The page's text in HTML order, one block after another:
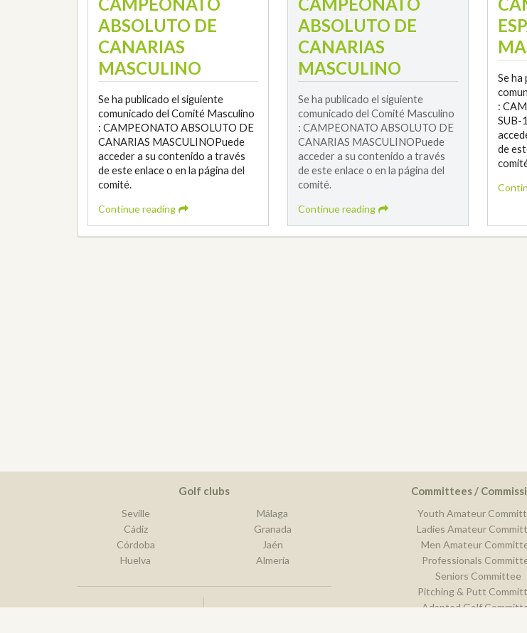
ABSOLUTO DE
CANARIAS
MASCULINO
Se ha publicado el siguiente
comunicado del Comité Masculino
: CAMPEONATO ABSOLUTO DE
CANARIAS MASCULINOPuede
acceder a su contenido a través
de este enlace o en la página del
comité.
Continue reading
ABSOLUTO DE
CANARIAS
MASCULINO
Se ha publicado el siguiente
comunicado del Comité Masculino
: CAMPEONATO ABSOLUTO DE
CANARIAS MASCULINOPuede
acceder a su contenido a través
de este enlace o en la página del
comité.
Continue reading
Se ha
:
SUB-
de
Golf clubs
Seville
Cádiz
Córdoba
Huelva
Málaga
Granada
Jaén
Almería
Committees /
Youth Amateur
Ladies Amateur
Men Amateur
Professionals
Seniors Committee
Pitching & Putt
Adapted Golf